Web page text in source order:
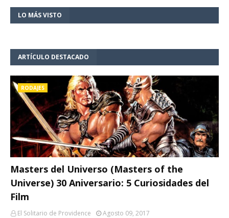
LO MÁS VISTO
ARTÍCULO DESTACADO
RODAJES
Masters del Universo (Masters of the
Universe) 30 Aniversario: 5 Curiosidades del
Film
El Solitario de Providence
Agosto 09, 2017